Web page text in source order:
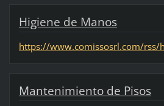
Higiene de Manos
https://www.comissosrl.com/rss/
Mantenimiento de Pisos